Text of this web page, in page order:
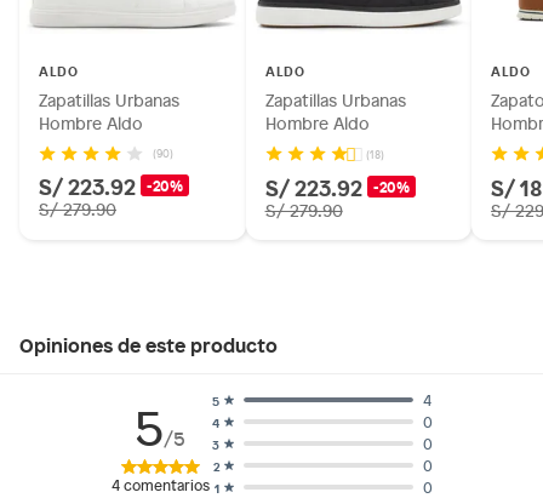
ALDO
Zapatillas Urbanas
Hombre Aldo
(90)
S/ 223.92 -20%
S/ 279.90
ALDO
Zapatillas Urbanas
Hombre Aldo
(18)
S/ 223.92 -20%
S/ 279.90
ALDO
S/
S/
Opiniones de este producto
5/5
4 comentarios 1 0
2 0
3 0
4 0
5 4